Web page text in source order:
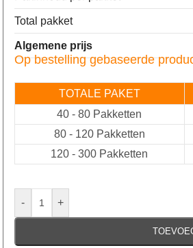
Total pakket
Algemene prijs
Op bestelling gebaseerde
TOTALE PAKET
40 - 80 Pakketten
80 - 120 Pakketten
120 - 300 Pakketten
- +